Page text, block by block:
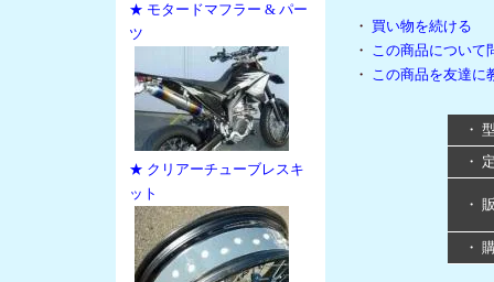
★ モタードマフラー & パー
ツ
★ クリアーチューブレスキ
ット
・ 買い物を続ける
・ この商品について
・ この商品を友達に
・
・
・
・